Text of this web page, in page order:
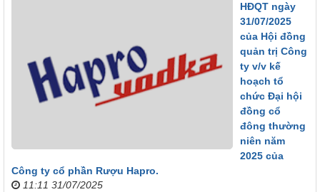
HĐQT ngày
31/07/2025
của Hội đồng
quản trị Công
ty v/v kế
hoạch tổ
chức Đại hội
đồng cổ
đông thường
niên năm
2025 của
Công ty cổ phần Rượu Hapro.
11:11 31/07/2025